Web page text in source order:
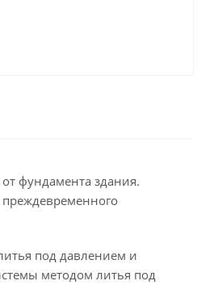
фундамента здания.
преждевременного
под давлением и
методом литья под